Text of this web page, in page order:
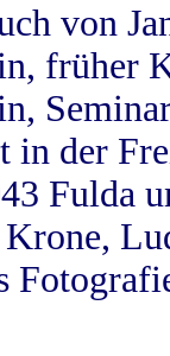
von
früher
in der
Fulda